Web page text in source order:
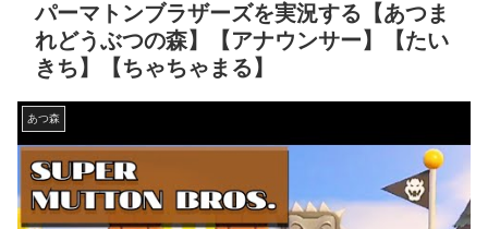
パーマトンブラザーズを実況する【あつま
れどうぶつの森】【アナウンサー】【たい
きち】【ちゃちゃまる】
あつ森